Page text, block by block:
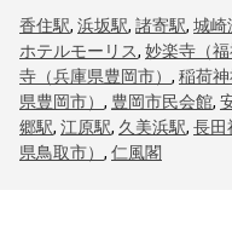
香住駅, 浜坂駅, 諸寄駅, 城崎
ホテルモーリス, 妙楽寺（福
寺（兵庫県豊岡市） , 稲荷神
県豊岡市） , 豊岡市民会館,
郷駅, 江原駅, 久美浜駅, 長田
県鳥取市） , 仁風閣